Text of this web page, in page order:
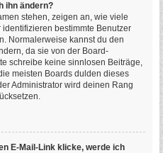
ihn ändern?
stehen, zeigen an, wie viele
bestimmte Benutzer
Normalerweise kannst du den
da sie von der Board-
schreibe keine sinnlosen Beiträge,
meisten Boards dulden dieses
Administrator wird deinen Rang
E-Mail-Link klicke, werde ich